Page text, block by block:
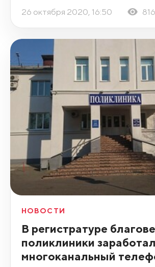
26 октября 2020, 16:50 816
НОВОСТИ
В регистратуре
поликлиники заработал
многоканальный